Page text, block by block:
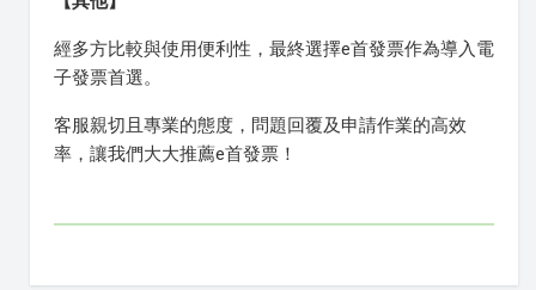
經多方比較與使用便利性，最終選擇e首發票作為導入電
子發票首選。
客服親切且專業的態度，問題回覆及申請作業的高效
率，讓我們大大推薦e首發票！